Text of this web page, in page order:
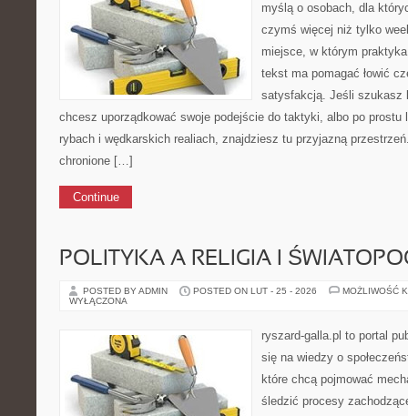
myślą o osobach, dla
czymś więcej niż tylko
miejsce, w którym
tekst ma pomagać łowić
satysfakcją. Jeśli szukasz
chcesz uporządkować swoje podejście do taktyki, albo po
rybach i wędkarskich realiach, znajdziesz tu przyjazną
chronione […]
Continue
POLITYKA A RELIGIA I
POSTED BY ADMIN POSTED ON LUT - 25 - 2026
MOŻLIWOŚĆ
WYŁĄCZONA
ryszard-galla.pl to portal
się na wiedzy o
które chcą pojmować
śledzić procesy